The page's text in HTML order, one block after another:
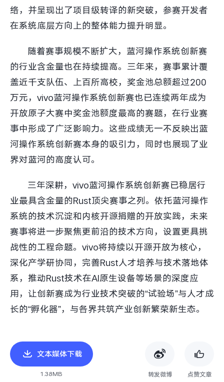
络，并呈现出了项目级转译的新突破，参赛开发者
在系统底层方向上的整体能力提升明显。
随着赛事规模不断扩大，蓝河操作系统创新赛
的行业含金量也在持续提高。三年来，赛事累计覆
盖近千支队伍、上百所高校，奖金池总额超过200
万元，vivo蓝河操作系统创新赛也已连续两年成为
开放原子大赛中奖金池额度最高的赛题，在行业赛
事中形成了广泛影响力。这些成绩无一不反映出蓝
河操作系统创新赛本身的吸引力，同时也展现了业
界对蓝河的高度认可。
三年深耕，vivo蓝河操作系统创新赛已稳居行
业最具含金量的Rust顶尖赛事之列。依托蓝河操作
系统的技术沉淀和内核开源捐赠的开放实践，未来
赛事将进一步聚焦更前沿的技术方向，设置更具挑
战性的工程命题。vivo将持续以开源开放为核心，
深化产学研协同，完善Rust人才培养与技术落地体
系，推动Rust技术在AI原生设备等场景的深度应
用，让创新赛成为行业技术突破的“试验场”与人才成
长的“孵化器”，与各界共筑产业创新繁荣新生态。
文本媒体下载
1.38MB 转发微博 点赞文章